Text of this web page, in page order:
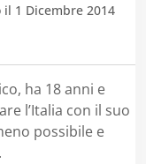
il 1 Dicembre 2014
ha 18 anni e
l’Italia con il suo
possibile e